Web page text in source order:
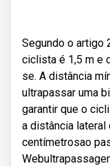
Segundo o artigo
ciclista é 1,5 m e
se. A distância
ultrapassar uma
garantir que o
a distância lateral
centímetrosao